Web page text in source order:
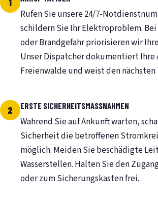
Rufen Sie unsere 24/7-
schildern Sie Ihr Elektroproblem.
oder Brandgefahr priorisieren wir
Unser Dispatcher dokumentiert Ihre
Freienwalde und weist den nächsten
ERSTE SICHERHEITSMASSNAHMEN
Während Sie auf Ankunft warten,
Sicherheit die betroffenen
möglich. Meiden Sie beschädigte
Wasserstellen. Halten Sie den
oder zum Sicherungskasten frei.